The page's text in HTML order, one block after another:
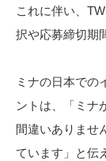
これに伴い、
択や応募締切期
ミナの日本での
ントは、「ミナ
間違いありませ
ています」と伝